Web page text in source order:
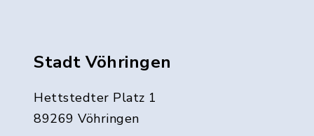
Stadt Vöhringen
Hettstedter Platz 1
89269 Vöhringen